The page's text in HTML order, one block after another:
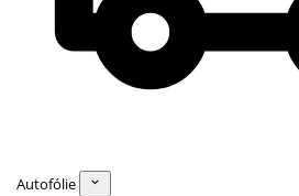
Autofólie